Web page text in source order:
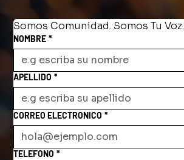
Somos Comunidad. Somos Tu Voz.
NOMBRE *
APELLIDO *
CORREO ELECTRONICO *
TELEFONO *